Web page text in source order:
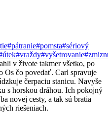
#pátranie#pomsta#sériový
#vraždy#vyšetrovanie
v živote takmer všetko, po
Os čo povedať. Carl spravuje
čerpaciu stanicu. Navyše
s horskou dráhou. Ich pokojný
novej cesty, a tak sú bratia
riešeniach.